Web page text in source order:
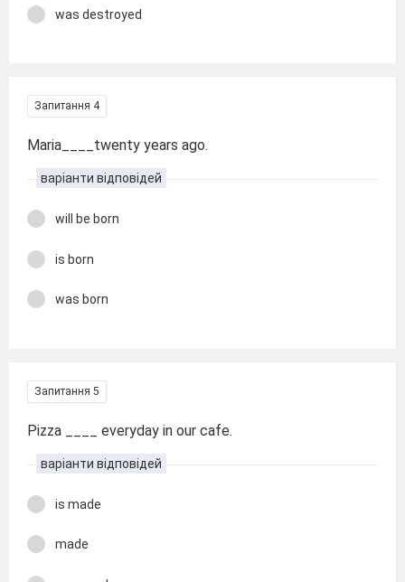
was destroyed
Запитання 4
Maria____twenty years ago.
варіанти відповідей
will be born
is born
was born
Запитання 5
Pizza ____ everyday in our cafe.
варіанти відповідей
is made
made